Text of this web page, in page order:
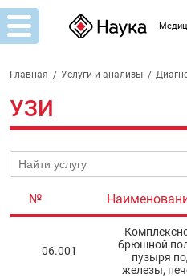
Главная / Услуги и анализы /
УЗИ
№
06.001
брюшной
пузыря
железы,